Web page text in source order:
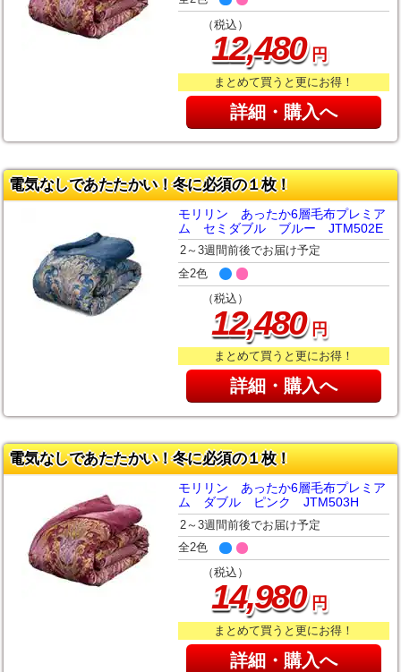
（税込）
12,480円
まとめて買うと更にお得！
詳細・購入へ
電気なしであたたかい！冬に必須の１枚！
モリリン あったか6層毛布プレミア
ム セミダブル ブルー JTM502E
2～3週間前後でお届け予定
全2色
（税込）
12,480円
まとめて買うと更にお得！
詳細・購入へ
電気なしであたたかい！冬に必須の１枚！
モリリン あったか6層毛布プレミア
ム ダブル ピンク JTM503H
2～3週間前後でお届け予定
全2色
（税込）
14,980円
まとめて買うと更にお得！
詳細・購入へ